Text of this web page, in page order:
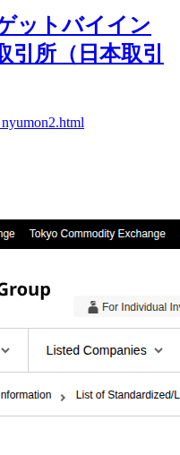
ットバイイン
引所（日本取引